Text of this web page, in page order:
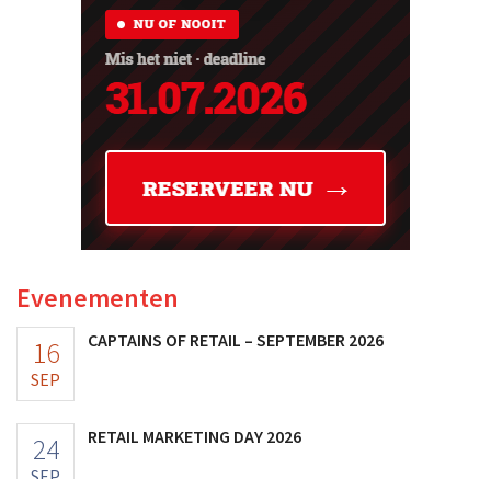
Evenementen
16
SEP
CAPTAINS OF RETAIL – SEPTEMBER 2026
24 RETAIL MARKETING DAY 2026